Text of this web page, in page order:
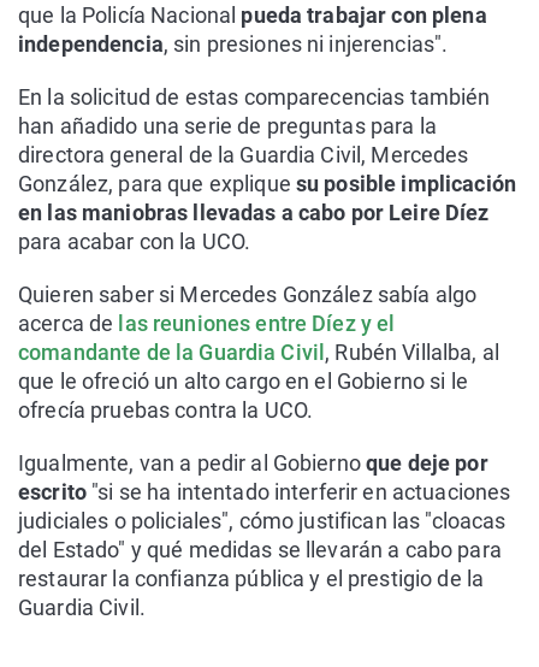
que la Policía Nacional pueda trabajar con plena
independencia, sin presiones ni injerencias".
En la solicitud de estas comparecencias también
han añadido una serie de preguntas para la
directora general de la Guardia Civil, Mercedes
González, para que explique su posible implicación
en las maniobras llevadas a cabo por Leire Díez
para acabar con la UCO.
Quieren saber si Mercedes González sabía algo
acerca de las reuniones entre Díez y el
comandante de la Guardia Civil , Rubén Villalba, al
que le ofreció un alto cargo en el Gobierno si le
ofrecía pruebas contra la UCO.
Igualmente, van a pedir al Gobiernoque deje por
escrito"si se ha intentado interferir en actuaciones
judiciales o policiales", cómo justifican las "cloacas
del Estado" y qué medidas se llevarán a cabo para
restaurar la confianza pública y el prestigio de la
Guardia Civil.